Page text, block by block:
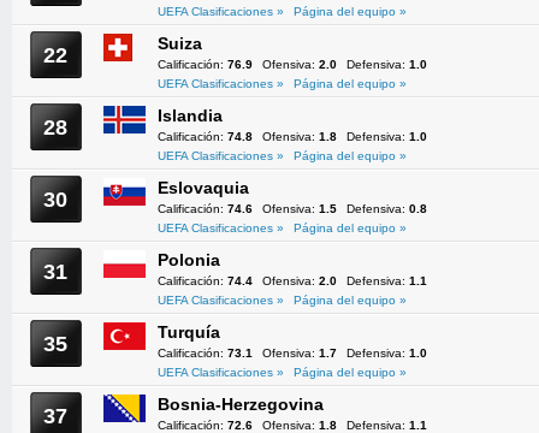
UEFA Clasificaciones »
Página del equipo »
22 Suiza
Calificación: 76.9 Ofensiva: 2.0 Defensiva: 1.0
UEFA Clasificaciones »
Página del equipo »
28 Islandia
Calificación: 74.8 Ofensiva: 1.8 Defensiva: 1.0
UEFA Clasificaciones »
Página del equipo »
30 Eslovaquia
Calificación: 74.6 Ofensiva: 1.5 Defensiva: 0.8
UEFA Clasificaciones »
Página del equipo »
31 Polonia
Calificación: 74.4 Ofensiva: 2.0 Defensiva: 1.1
UEFA Clasificaciones »
Página del equipo »
35 Turquía
Calificación: 73.1 Ofensiva: 1.7 Defensiva: 1.0
UEFA Clasificaciones »
Página del equipo »
37 Bosnia-Herzegovina
Calificación: 72.6 Ofensiva: 1.8 Defensiva: 1.1